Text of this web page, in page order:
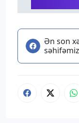
Ən son